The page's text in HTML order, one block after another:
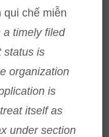
qui chế miễn
a timely filed
status is
organization
is
itself as
under section